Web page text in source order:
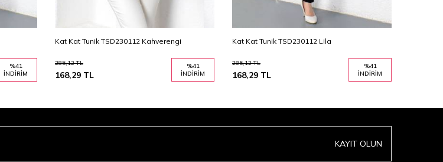
%41
İNDIRIM
Kat Kat Tunik TSD230112 Kahverengi
285,12TL
168,29 TL
%41
İNDIRIM
Kat Kat Tunik TSD230112 Lila
285,12TL
168,29 TL
%41
İNDIRIM
KAYIT OLUN